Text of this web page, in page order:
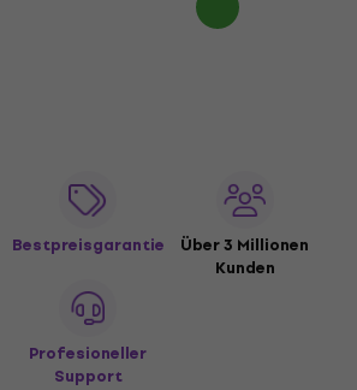
Bestpreisgarantie
Über 3 Millionen
Kunden
Profesioneller
Support